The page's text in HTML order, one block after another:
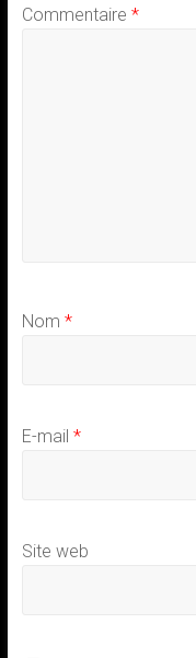
Commentaire *
Nom *
E-mail *
Site web